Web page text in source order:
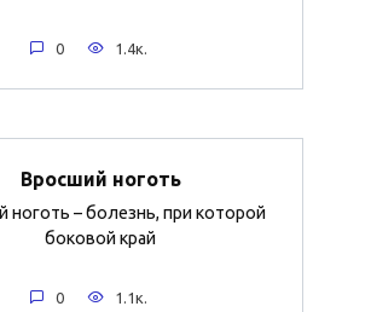
0 1.4к.
Вросший ноготь
ноготь – болезнь, при которой
боковой край
0 1.1к.